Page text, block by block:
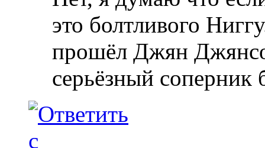
это болтливого
прошёл Джян
серьёзный соперник